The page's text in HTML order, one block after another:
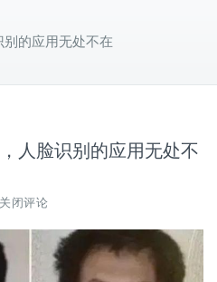
的应用无处不在
人脸识别的应用无处不
犯
闭评论